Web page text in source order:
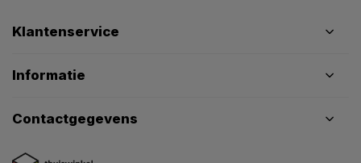
Klantenservice
Informatie
Contactgegevens